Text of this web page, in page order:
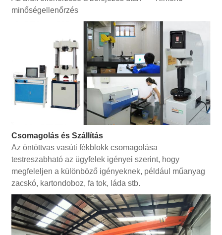
minőségellenőrzés
Csomagolás és Szállítás
Az öntöttvas vasúti fékblokk csomagolása
testreszabható az ügyfelek igényei szerint, hogy
megfeleljen a különböző igényeknek, például műanyag
zacskó, kartondoboz, fa tok, láda stb.